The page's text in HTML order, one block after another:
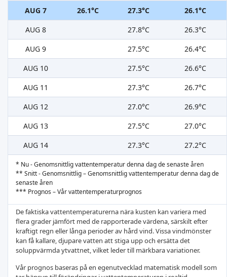
AUG 7
26.1°C 27.3°C
26.1°C
AUG 8
27.8°C
26.3°C
AUG 9
27.5°C
26.4°C
AUG 10
27.5°C
26.6°C
AUG 11
27.3°C
26.7°C
AUG 12
27.0°C
26.9°C
AUG 13
27.5°C
27.0°C
AUG 14
27.3°C 27.2°C
* Nu - Genomsnittlig vattentemperatur denna dag de senaste åren
** Snitt - Genomsnittlig – Genomsnittlig vattentemperatur denna dag de
senaste åren
*** Prognos – Vår vattentemperaturprognos
De faktiska vattentemperaturerna nära kusten kan variera med
flera grader jämfört med de rapporterade värdena, särskilt efter
kraftigt regn eller långa perioder av hård vind. Vissa vindmönster
kan få kallare, djupare vatten att stiga upp och ersätta det
soluppvärmda ytvattnet, vilket leder till märkbara variationer.
Vår prognos baseras på en egenutvecklad matematisk modell som